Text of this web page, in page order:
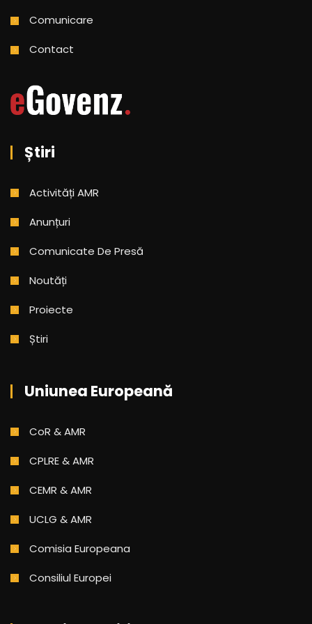
Comunicare
Contact
Știri
Activități AMR
Anunțuri
Comunicate De Presă
Noutăți
Proiecte
Știri
Uniunea Europeană
CoR & AMR
CPLRE & AMR
CEMR & AMR
UCLG & AMR
Comisia Europeana
Consiliul Europei